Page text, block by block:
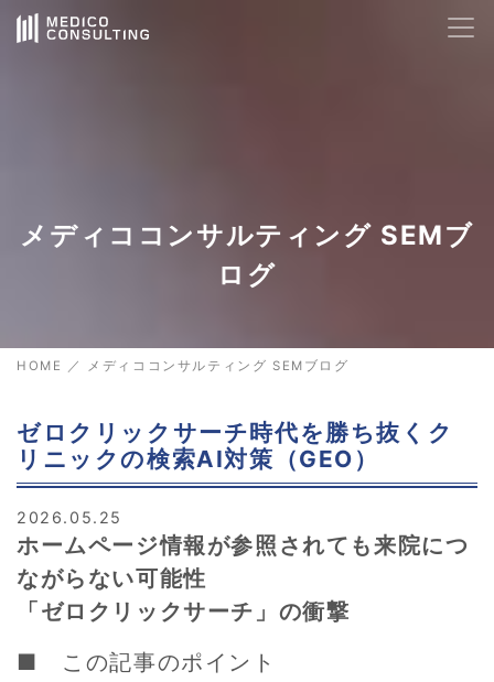
メディココンサルティング SEMブ
ログ
HOME ／ メディココンサルティング SEMブログ
ゼロクリックサーチ時代を勝ち抜くク
リニックの検索AI対策（GEO）
2026.05.25
ホームページ情報が参照されても来院につ
ながらない可能性
「ゼロクリックサーチ」の衝撃
■ この記事のポイント